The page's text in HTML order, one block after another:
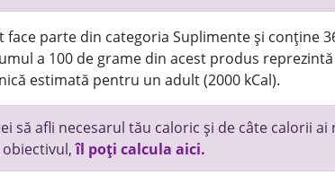
face parte din categoria Suplimente și conține
a 100 de grame din acest produs
estimată pentru un adult (2000 kCal).
să afli necesarul tău caloric și de câte calorii
obiectivul,îl poți calcula aici.